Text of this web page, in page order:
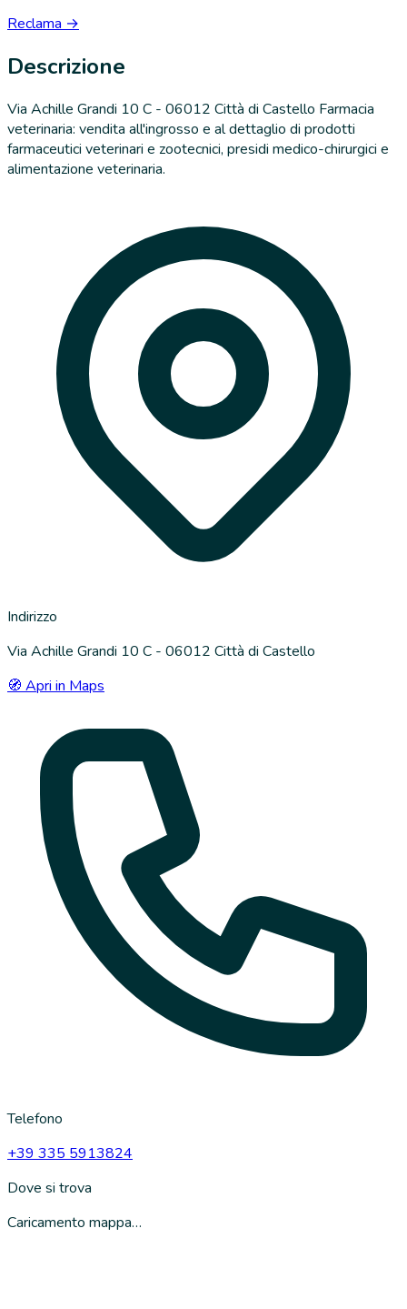
Reclama →
Descrizione
Via Achille Grandi 10 C - 06012 Città di Castello Farmacia
veterinaria: vendita all'ingrosso e al dettaglio di prodotti
farmaceutici veterinari e zootecnici, presidi medico-chirurgici e
alimentazione veterinaria.
Indirizzo
Via Achille Grandi 10 C - 06012 Città di Castello
🧭 Apri in Maps
Telefono
+39 335 5913824
Dove si trova
Caricamento mappa…